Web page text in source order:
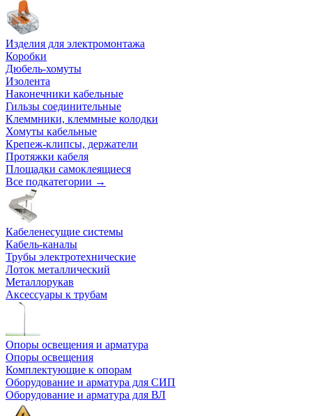
Изделия для электромонтажа
Коробки
Дюбель-хомуты
Изолента
Наконечники кабельные
Гильзы соединительные
Клеммники, клеммные колодки
Хомуты кабельные
Крепеж-клипсы, держатели
Протяжки кабеля
Площадки самоклеящиеся
Все подкатегории →
Кабеленесущие системы
Кабель-каналы
Трубы электротехнические
Лоток металлический
Металлорукав
Аксессуары к трубам
Опоры освещения и арматура
Опоры освещения
Комплектующие к опорам
Оборудование и арматура для СИП
Оборудование и арматура для ВЛ